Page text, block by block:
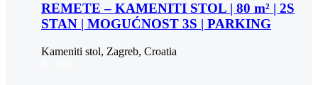
REMETE – KAMENITI STOL | 80 m² | 2S
STAN | MOGUĆNOST 3S | PARKING
Kameniti stol, Zagreb, Croatia